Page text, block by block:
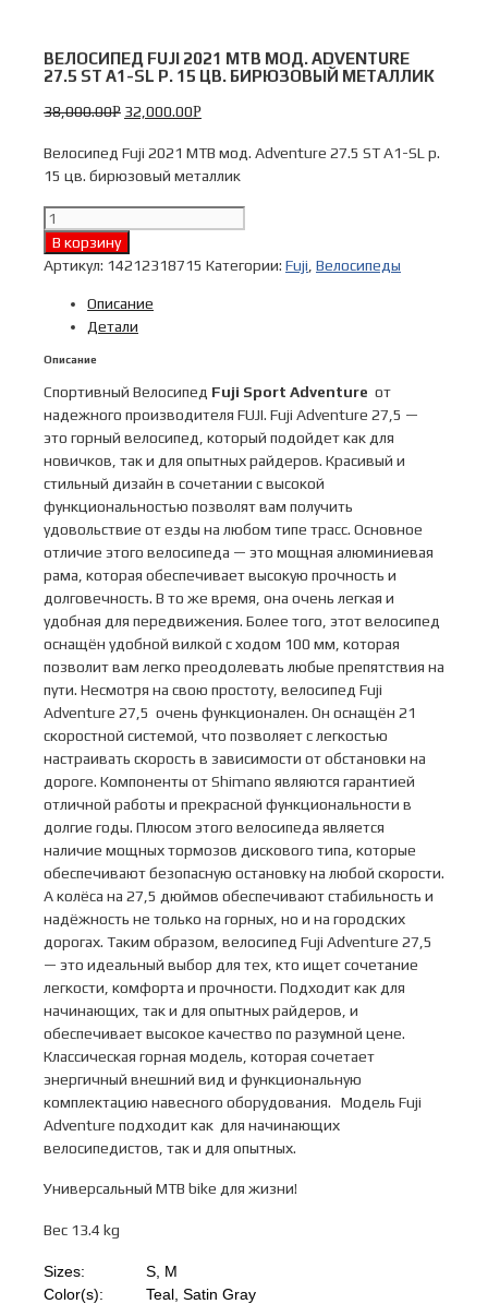
ВЕЛОСИПЕД FUJI 2021 MTB МОД. ADVENTURE
27.5 ST A1-SL Р. 15 ЦВ. БИРЮЗОВЫЙ МЕТАЛЛИК
38,000.00Р 32,000.00Р
Велосипед Fuji 2021 MTB мод. Adventure 27.5 ST A1-SL р.
15 цв. бирюзовый металлик
Количество
Велосипед
Fuji
MTB
мод.
Adventure
ST
A1-
SL
р.
15
цв.
бирюзовый
металлик
В корзину
Артикул: 14212318715 Категории: Fuji Велосипеды
Описание
Детали
Описание
Спортивный Велосипед Fuji Sport Adventure от
надежного производителя FUJI. Fuji Adventure 27,5 —
это горный велосипед, который подойдет как для
новичков, так и для опытных райдеров. Красивый и
стильный дизайн в сочетании с высокой
функциональностью позволят вам получить
удовольствие от езды на любом типе трасс. Основное
отличие этого велосипеда — это мощная алюминиевая
рама, которая обеспечивает высокую прочность и
долговечность. В то же время, она очень легкая и
удобная для передвижения. Более того, этот велосипед
оснащён удобной вилкой с ходом 100 мм, которая
позволит вам легко преодолевать любые препятствия на
пути. Несмотря на свою простоту, велосипед Fuji
Adventure 27,5 очень функционален. Он оснащён 21
скоростной системой, что позволяет с легкостью
настраивать скорость в зависимости от обстановки на
дороге. Компоненты от Shimano являются гарантией
отличной работы и прекрасной функциональности в
долгие годы. Плюсом этого велосипеда является
наличие мощных тормозов дискового типа, которые
обеспечивают безопасную остановку на любой скорости.
А колёса на 27,5 дюймов обеспечивают стабильность и
надёжность не только на горных, но и на городских
дорогах. Таким образом, велосипед Fuji Adventure 27,5
— это идеальный выбор для тех, кто ищет сочетание
легкости, комфорта и прочности. Подходит как для
начинающих, так и для опытных райдеров, и
обеспечивает высокое качество по разумной цене.
Классическая горная модель, которая сочетает
энергичный внешний вид и функциональную
комплектацию навесного оборудования. Модель Fuji
Adventure подходит как для начинающих
велосипедистов, так и для опытных.
Универсальный MTB bike для жизни!
Вес 13.4 kg
Sizes:
S, M
Color(s):
Teal, Satin Gray